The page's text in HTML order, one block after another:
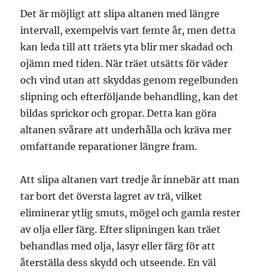
Det är möjligt att slipa altanen med längre
intervall, exempelvis vart femte år, men detta
kan leda till att träets yta blir mer skadad och
ojämn med tiden. När träet utsätts för väder
och vind utan att skyddas genom regelbunden
slipning och efterföljande behandling, kan det
bildas sprickor och gropar. Detta kan göra
altanen svårare att underhålla och kräva mer
omfattande reparationer längre fram.
Att slipa altanen vart tredje år innebär att man
tar bort det översta lagret av trä, vilket
eliminerar ytlig smuts, mögel och gamla rester
av olja eller färg. Efter slipningen kan träet
behandlas med olja, lasyr eller färg för att
återställa dess skydd och utseende. En väl